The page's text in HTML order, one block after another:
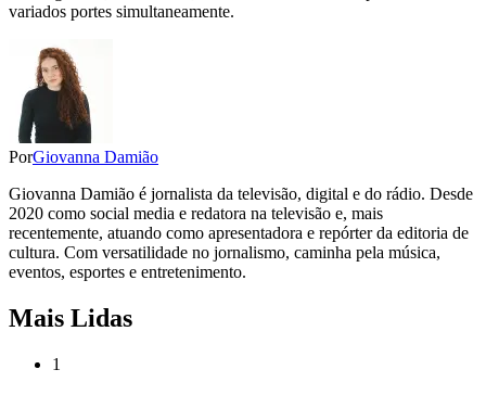
variados portes simultaneamente.
PorGiovanna Damião
Giovanna Damião é jornalista da televisão, digital e do rádio. Desde
2020 como social media e redatora na televisão e, mais
recentemente, atuando como apresentadora e repórter da editoria de
cultura. Com versatilidade no jornalismo, caminha pela música,
eventos, esportes e entretenimento.
Mais Lidas
1